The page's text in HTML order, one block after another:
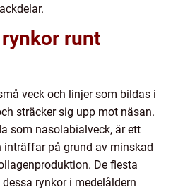
runt
veck och linjer som bildas i
sträcker sig upp mot näsan.
som nasolabialveck, är ett
inträffar på grund av minskad
De flesta
rynkor i medelåldern